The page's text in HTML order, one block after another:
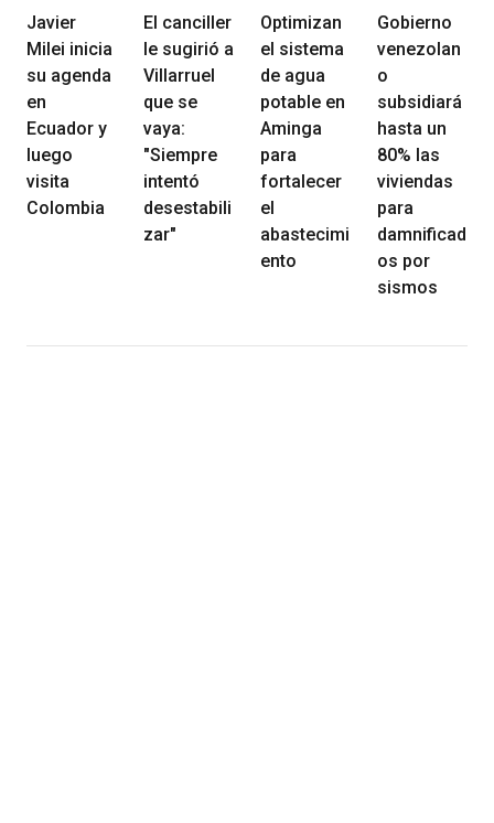
Javier
Milei inicia
su agenda
en
Ecuador y
luego
visita
Colombia
El canciller
le sugirió a
Villarruel
que se
vaya:
"Siempre
intentó
desestabili
zar"
Optimizan
el sistema
de agua
potable en
Aminga
para
fortalecer
el
abastecimi
ento
Gobierno
venezolan
o
subsidiará
hasta un
80% las
viviendas
para
damnificad
os por
sismos